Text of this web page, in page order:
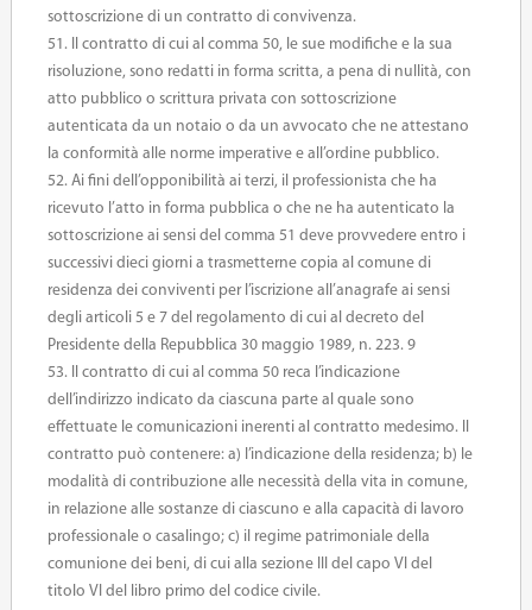
sottoscrizione di un contratto di convivenza.
51. Il contratto di cui al comma 50, le sue modifiche e la sua
risoluzione, sono redatti in forma scritta, a pena di nullità, con
atto pubblico o scrittura privata con sottoscrizione
autenticata da un notaio o da un avvocato che ne attestano
la conformità alle norme imperative e all’ordine pubblico.
52. Ai fini dell’opponibilità ai terzi, il professionista che ha
ricevuto l’atto in forma pubblica o che ne ha autenticato la
sottoscrizione ai sensi del comma 51 deve provvedere entro i
successivi dieci giorni a trasmetterne copia al comune di
residenza dei conviventi per l’iscrizione all’anagrafe ai sensi
degli articoli 5 e 7 del regolamento di cui al decreto del
Presidente della Repubblica 30 maggio 1989, n. 223. 9
53. Il contratto di cui al comma 50 reca l’indicazione
dell’indirizzo indicato da ciascuna parte al quale sono
effettuate le comunicazioni inerenti al contratto medesimo. Il
contratto può contenere: a) l’indicazione della residenza; b) le
modalità di contribuzione alle necessità della vita in comune,
in relazione alle sostanze di ciascuno e alla capacità di lavoro
professionale o casalingo; c) il regime patrimoniale della
comunione dei beni, di cui alla sezione III del capo VI del
titolo VI del libro primo del codice civile.